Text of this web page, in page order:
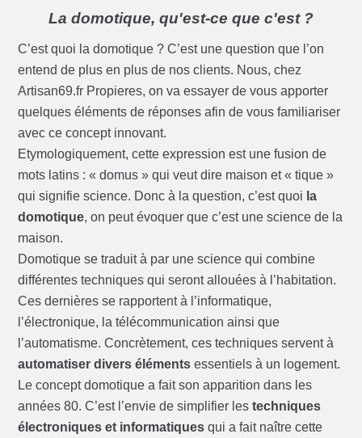
La domotique, qu'est-ce que c'est ?
C’est quoi la domotique ? C’est une question que l’on
entend de plus en plus de nos clients. Nous, chez
Artisan69.fr Propieres, on va essayer de vous apporter
quelques éléments de réponses afin de vous familiariser
avec ce concept innovant.
Etymologiquement, cette expression est une fusion de
mots latins : « domus » qui veut dire maison et « tique »
qui signifie science. Donc à la question, c’est quoi la
domotique, on peut évoquer que c’est une science de la
maison.
Domotique se traduit à par une science qui combine
différentes techniques qui seront allouées à l’habitation.
Ces dernières se rapportent à l’informatique,
l’électronique, la télécommunication ainsi que
l’automatisme. Concrètement, ces techniques servent à
automatiser divers éléments essentiels à un logement.
Le concept domotique a fait son apparition dans les
années 80. C’est l’envie de simplifier lestechniques
électroniques et informatiques qui a fait naître cette